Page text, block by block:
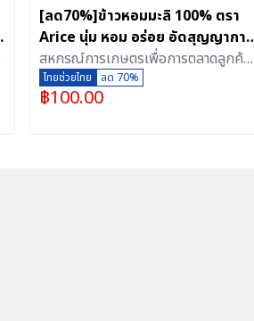
[ลด70%]ข้าวหอมมะลิ 100% ตรา
Arice นุ่ม หอม อร่อย อัดสุญญากาศ
(2 กิโลกรัม)
สหกรณ์การเกษตรเพื่อการตลาดลูกค้า
ธ.ก.ส.สุรินทร์ จำกัด
ไทยช่วยไทย ลด 70%
฿100.00